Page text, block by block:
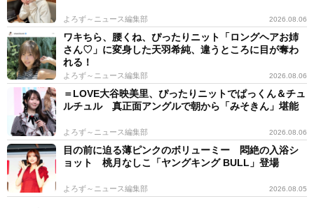
よろず～ニュース編集部 2026.08.06
ワキちら、腰くね、ぴったりニット「ロングヘアお姉
さん♡」に変身した天羽希純、違うところに目が奪わ
れる！
よろず～ニュース編集部 2026.08.06
＝LOVE大谷映美里、ぴったりニットでぱっくん＆チュ
ルチュル 真正面アングルで朝から「みそきん」堪能
よろず～ニュース編集部 2026.08.06
目の前に迫る薄ピンクのボリューミー 悶絶の入浴シ
ョット 桃月なしこ「ヤングキング BULL」登場
よろず～ニュース編集部 2026.08.05